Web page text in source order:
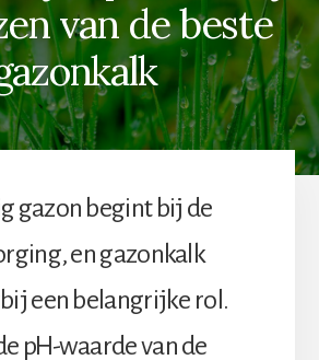
van de beste
gazon begint bij de
en gazonkalk
een belangrijke rol.
pH-waarde van de